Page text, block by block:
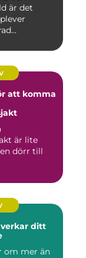
är det
att komma
är lite
dörr till
ditt
om mer än